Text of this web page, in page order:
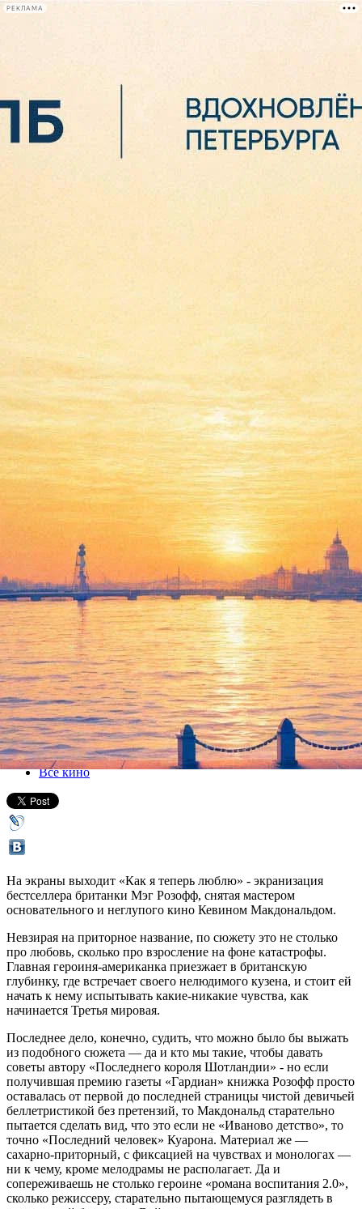
РЕКЛАМА
Сегодня:
«Как я теперь люблю» на
фоне Третьей мировой
08 января 2014, среда-15 января 2014, среда
Версия для печати
Все кино
На экраны выходит «Как я теперь люблю» - экранизация
бестселлера британки Мэг Розофф, снятая мастером
основательного и неглупого кино Кевином Макдональдом.
Невзирая на приторное название, по сюжету это не столько
про любовь, сколько про взросление на фоне катастрофы.
Главная героиня-американка приезжает в британскую
глубинку, где встречает своего нелюдимого кузена, и стоит ей
начать к нему испытывать какие-никакие чувства, как
начинается Третья мировая.
Последнее дело, конечно, судить, что можно было бы выжать
из подобного сюжета — да и кто мы такие, чтобы давать
советы автору «Последнего короля Шотландии» - но если
получившая премию газеты «Гардиан» книжка Розофф просто
оставалась от первой до последней страницы чистой девичьей
беллетристикой без претензий, то Макдональд старательно
пытается сделать вид, что это если не «Иваново детство», то
точно «Последний человек» Куарона. Материал же —
сахарно-приторный, с фиксацией на чувствах и монологах —
ни к чему, кроме мелодрамы не располагает. Да и
сопереживаешь не столько героине «романа воспитания 2.0»,
сколько режиссеру, старательно пытающемуся разглядеть в